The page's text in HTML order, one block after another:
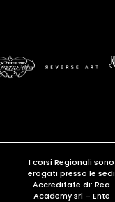
I corsi Regionali sono
erogati presso le sedi
Accreditate di: Rea
Academy srl – Ente